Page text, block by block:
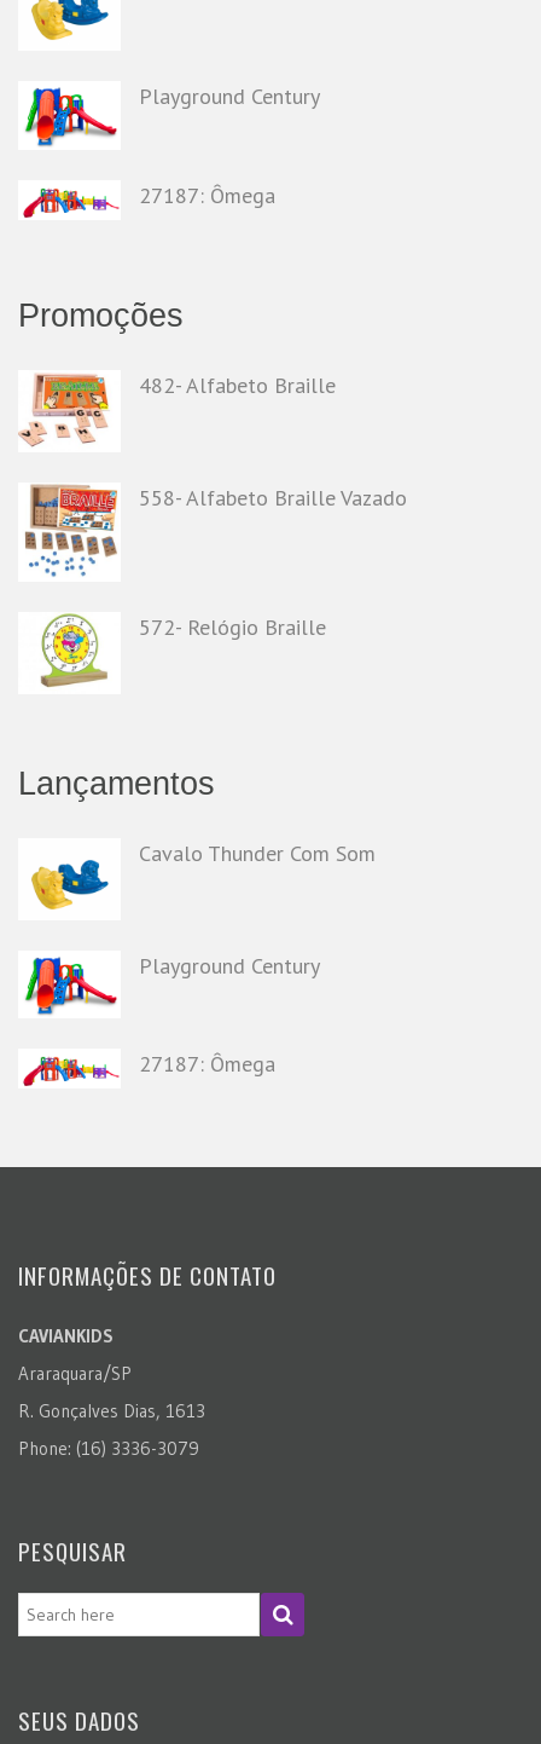
Playground Century
27187: Ômega
Promoções
482- Alfabeto Braille
558- Alfabeto Braille Vazado
572- Relógio Braille
Lançamentos
Cavalo Thunder Com Som
Playground Century
27187: Ômega
INFORMAÇÕES DE CONTATO
CAVIANKIDS
Araraquara/SP
R. Gonçalves Dias, 1613
Phone: (16) 3336-3079
PESQUISAR
SEUS DADOS